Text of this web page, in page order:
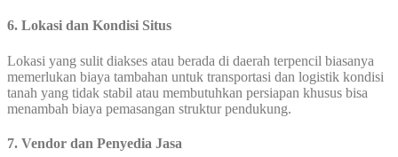
6. Lokasi dan Kondisi Situs
Lokasi yang sulit diakses atau berada di daerah terpencil biasanya
memerlukan biaya tambahan untuk transportasi dan logistik kondisi
tanah yang tidak stabil atau membutuhkan persiapan khusus bisa
menambah biaya pemasangan struktur pendukung.
7. Vendor dan Penyedia Jasa